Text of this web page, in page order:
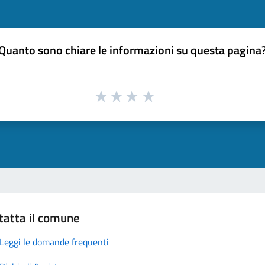
sono chiare le informazioni su questa
il comune
Leggi le domande frequenti